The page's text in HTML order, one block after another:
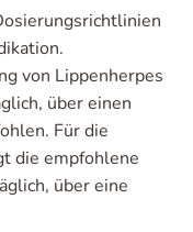
von Lippenherpes
über einen
Für die
die empfohlene
über eine